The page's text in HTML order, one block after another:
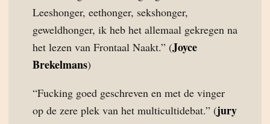
Leeshonger, eethonger, sekshonger,
geweldhonger, ik heb het allemaal gekregen na
het lezen van Frontaal Naakt.” (Joyce
Brekelmans)
“Fucking goed geschreven en met de vinger
op de zere plek van het multicultidebat.” (jury